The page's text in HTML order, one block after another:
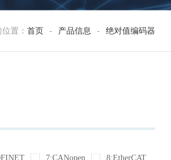
位置：首页 - 产品信息 - 绝对值编码器
7:CANopen
8:EtherCAT